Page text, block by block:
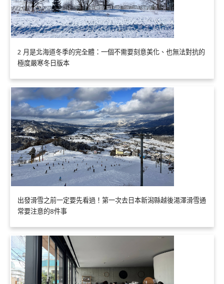
2 月是北海道冬季的完全體：一個不需要刻意美化、也無法對抗的
極度嚴寒冬日版本
出發滑雪之前一定要先看過！第一次去日本新潟縣越後湯澤滑雪通
常要注意的8件事